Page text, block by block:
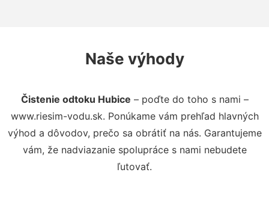
Naše výhody
Čistenie odtoku Hubice – poďte do toho s nami –
www.riesim-vodu.sk. Ponúkame vám prehľad hlavných
výhod a dôvodov, prečo sa obrátiť na nás. Garantujeme
vám, že nadviazanie spolupráce s nami nebudete
ľutovať.